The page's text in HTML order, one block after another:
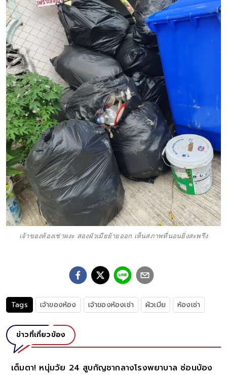
เจ้าของห้องเช่าผงะ สองผัวเมียย้ายออก เห็นสภาพที่นอนยิ่งสะพรึง
Tags เจ้าของห้อง เจ้าของห้องเช่า ผัวเมีย ห้องเช่า
ข่าวที่เกี่ยวข้อง
งโรงพยาบาล ซ่อนบ้อง
พลิกหมด เปิดความจริง ของ "ครู"